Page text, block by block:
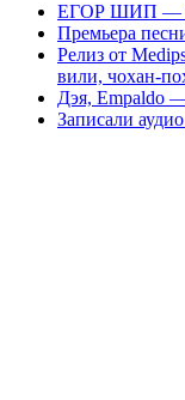
ЕГОР ШИП —
Премьера
Релиз от
вили, чохан-
Дэя, Empaldo
Записали